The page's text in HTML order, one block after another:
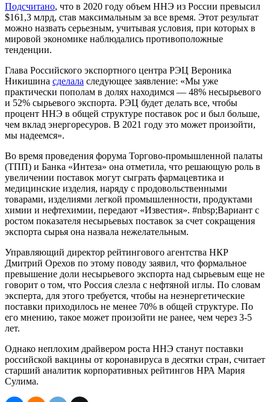
Подсчитано, что в 2020 году объем ННЭ из России превысил
$161,3 млрд, став максимальным за все время. Этот результат
можно назвать серьезным, учитывая условия, при которых в
мировой экономике наблюдались противоположные
тенденции.
Глава Российского экспортного центра РЭЦ Вероника
Никишина сделала следующее заявление: «Мы уже
практически пополам в долях находимся — 48% несырьевого
и 52% сырьевого экспорта. РЭЦ будет делать все, чтобы
процент ННЭ в общей структуре поставок рос и был больше,
чем вклад энергоресуров. В 2021 году это может произойти,
мы надеемся».
Во время проведения форума Торгово-промышленной палаты
(ТПП) и Банка «Интеза» она отметила, что решающую роль в
увеличении поставок могут сыграть фармацевтика и
медицинские изделия, наряду с продовольственными
товарами, изделиями легкой промышленности, продуктами
химии и нефтехимии, передают «Известия». #nbsp;Вариант с
ростом показателя несырьевых поставок за счет сокращения
экспорта сырья она назвала нежелательным.
Управляющий директор рейтингового агентства НКР
Дмитрий Орехов по этому поводу заявил, что формальное
превышение доли несырьевого экспорта над сырьевым еще не
говорит о том, что Россия слезла с нефтяной иглы. По словам
эксперта, для этого требуется, чтобы на неэнергетические
поставки приходилось не менее 70% в общей структуре. По
его мнению, такое может произойти не ранее, чем через 3-5
лет.
Однако неплохим драйвером роста ННЭ станут поставки
российской вакцины от коронавируса в десятки стран, считает
старший аналитик корпоративных рейтингов НРА Мария
Сулима.